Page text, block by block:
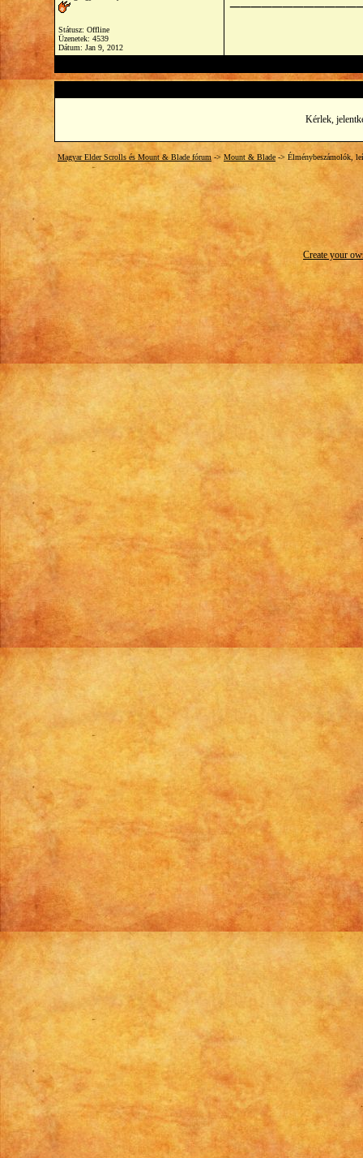
Státusz: Offline
Üzenetek: 4539
Dátum: Jan 9, 2012
Kérlek,
Magyar Elder Scrolls és Mount & Blade fórum -> Mount & Blade -> Élménybeszámolók,
Create your